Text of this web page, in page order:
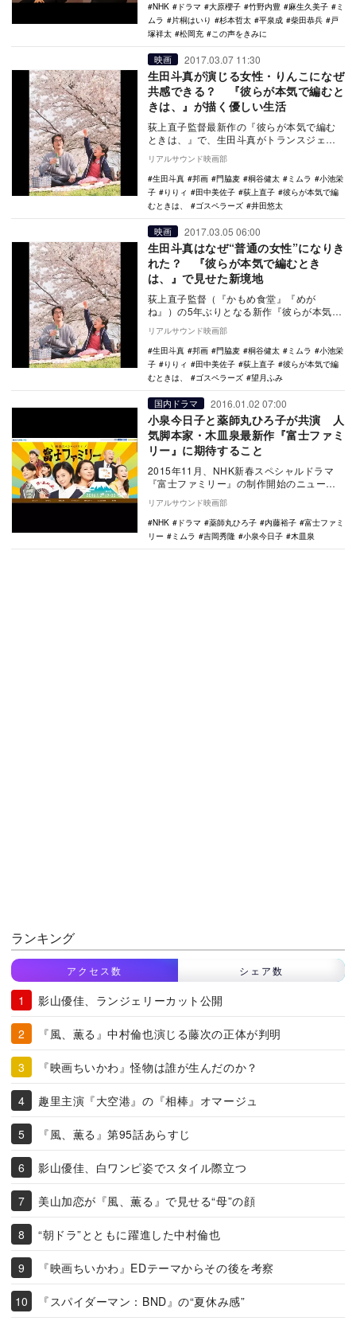
NHK
ドラマ 大原櫻子 竹野内豊 麻生久美子
ミ
ムラ
片桐はいり 杉本哲太 平泉成 柴田恭兵
戸
塚祥太
松岡充 この声をきみに
映画 2017.03.07 11:30
生田斗真が演じる女性・りんこになぜ
共感できる？ 『彼らが本気で編むと
きは、』が描く優しい生活
荻上直子監督最新作の『彼らが本気で編む
ときは、』で、生田斗真がトランスジェン
ダーの女性・りんこという難しい役柄を演
じたことが話題…
リアルサウンド映画部
生田斗真
邦画 門脇麦 桐谷健太 ミムラ
小池栄
子
りりィ 田中美佐子 荻上直子
彼らが本気で編
むときは、
ゴスペラーズ 井田悠太
映画 2017.03.05 06:00
生田斗真はなぜ“普通の女性”になりき
れた？ 『彼らが本気で編むとき
は、』で見せた新境地
荻上直子監督（『かもめ食堂』『めが
ね』）の5年ぶりとなる新作『彼らが本気で
編むときは、』が上映中だ。世界三大映画
祭のひとつに数え…
リアルサウンド映画部
生田斗真
邦画 門脇麦 桐谷健太 ミムラ
小池栄
子
りりィ 田中美佐子 荻上直子
彼らが本気で編
むときは、
ゴスペラーズ 望月ふみ
国内ドラマ 2016.01.02 07:00
小泉今日子と薬師丸ひろ子が共演 人
気脚本家・木皿泉最新作『富士ファミ
リー』に期待すること
2015年11月、NHK新春スペシャルドラマ
『富士ファミリー』の制作開始のニュース
が発表された（放映は2016年1月2日21時〜
…
リアルサウンド映画部
NHK
ドラマ 薬師丸ひろ子 内藤裕子
富士ファミ
リー
ミムラ 吉岡秀隆 小泉今日子 木皿泉
ランキング
アクセス数 シェア数
影山優佳、ランジェリーカット公開
『風、薫る』中村倫也演じる藤次の正体が判明
『映画ちいかわ』怪物は誰が生んだのか？
趣里主演『大空港』の『相棒』オマージュ
『風、薫る』第95話あらすじ
影山優佳、白ワンピ姿でスタイル際立つ
美山加恋が『風、薫る』で見せる“母”の顔
“朝ドラ”とともに躍進した中村倫也
『映画ちいかわ』EDテーマからその後を考察
『スパイダーマン：BND』の“夏休み感”